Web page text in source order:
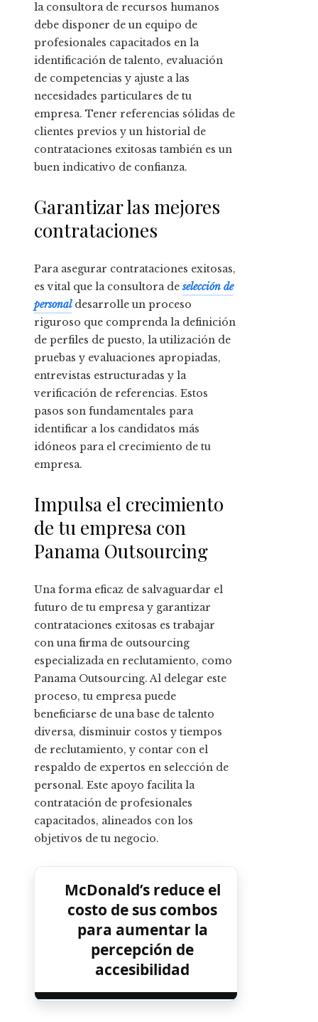
la consultora de recursos humanos
debe disponer de un equipo de
profesionales capacitados en la
identificación de talento, evaluación
de competencias y ajuste a las
necesidades particulares de tu
empresa. Tener referencias sólidas de
clientes previos y un historial de
contrataciones exitosas también es un
buen indicativo de confianza.
Garantizar las mejores
contrataciones
Para asegurar contrataciones exitosas,
es vital que la consultora deselección de
personaldesarrolle un proceso
riguroso que comprenda la definición
de perfiles de puesto, la utilización de
pruebas y evaluaciones apropiadas,
entrevistas estructuradas y la
verificación de referencias. Estos
pasos son fundamentales para
identificar a los candidatos más
idóneos para el crecimiento de tu
empresa.
Impulsa el crecimiento
de tu empresa con
Panama Outsourcing
Una forma eficaz de salvaguardar el
futuro de tu empresa y garantizar
contrataciones exitosas es trabajar
con una firma de outsourcing
especializada en reclutamiento, como
Panama Outsourcing. Al delegar este
proceso, tu empresa puede
beneficiarse de una base de talento
diversa, disminuir costos y tiempos
de reclutamiento, y contar con el
respaldo de expertos en selección de
personal. Este apoyo facilita la
contratación de profesionales
capacitados, alineados con los
objetivos de tu negocio.
McDonald’s reduce el
costo de sus combos
para aumentar la
percepción de
accesibilidad